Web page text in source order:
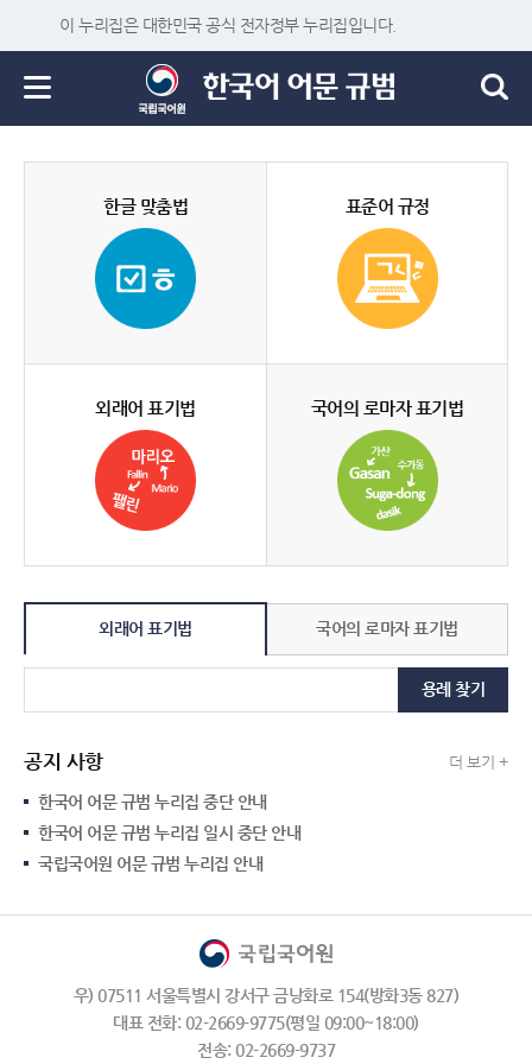
이 누리집은 대한민국 공식 전자정부 누리집입니다.
한글 맞춤법 표준어 규정
외래어 표기법 국어의 로마자 표기법
외래어 표기법 국어의 로마자 표기법
용례 찾기
공지 사항 더 보기 +
한국어 어문 규범 누리집 중단 안내
한국어 어문 규범 누리집 일시 중단 안내
국립국어원 어문 규범 누리집 안내
우) 07511 서울특별시 강서구 금낭화로 154(방화3동 827)
대표 전화: 02-2669-9775(평일 09:00~18:00)
전송: 02-2669-9737